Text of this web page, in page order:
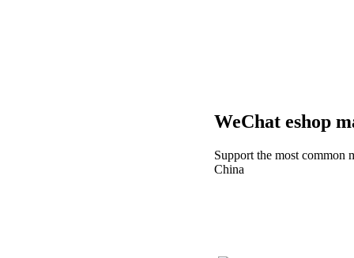
WeChat eshop
Support the most common
China